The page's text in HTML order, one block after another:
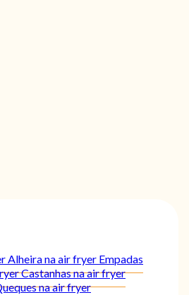
Alheira na air fryer Empadas
Castanhas na air fryer
na air fryer